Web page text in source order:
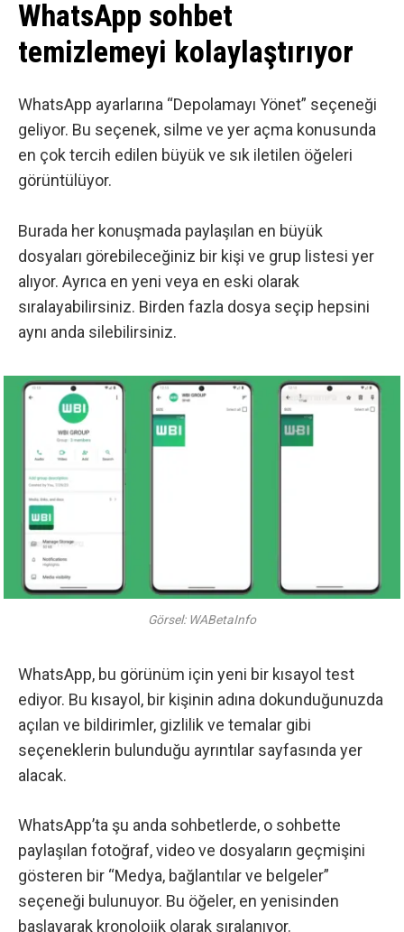
WhatsApp sohbet
temizlemeyi kolaylaştırıyor
WhatsApp ayarlarına “Depolamayı Yönet” seçeneği
geliyor. Bu seçenek, silme ve yer açma konusunda
en çok tercih edilen büyük ve sık iletilen öğeleri
görüntülüyor.
Burada her konuşmada paylaşılan en büyük
dosyaları görebileceğiniz bir kişi ve grup listesi yer
alıyor. Ayrıca en yeni veya en eski olarak
sıralayabilirsiniz. Birden fazla dosya seçip hepsini
aynı anda silebilirsiniz.
Görsel: WABetaInfo
WhatsApp, bu görünüm için yeni bir kısayol test
ediyor. Bu kısayol, bir kişinin adına dokunduğunuzda
açılan ve bildirimler, gizlilik ve temalar gibi
seçeneklerin bulunduğu ayrıntılar sayfasında yer
alacak.
WhatsApp’ta şu anda sohbetlerde, o sohbette
paylaşılan fotoğraf, video ve dosyaların geçmişini
gösteren bir “Medya, bağlantılar ve belgeler”
seçeneği bulunuyor. Bu öğeler, en yenisinden
başlayarak kronolojik olarak sıralanıyor.